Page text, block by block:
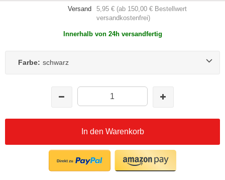
Versand
5,95 € (ab 150,00 € Bestellwert
versandkostenfrei)
Innerhalb von 24h versandfertig
Farbe: schwarz
In den Warenkorb